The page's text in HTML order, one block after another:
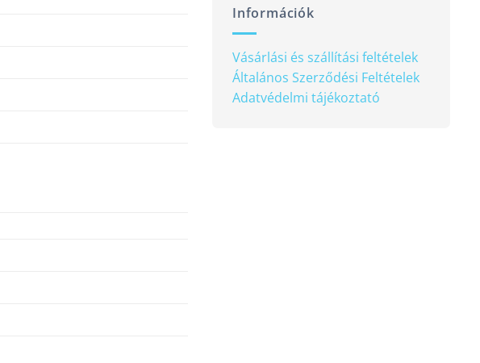
Információk
Vásárlási és szállítási feltételek
Általános Szerződési Feltételek
Adatvédelmi tájékoztató